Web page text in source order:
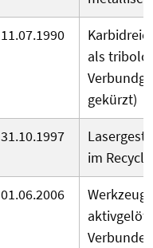
11.07.1990
als
gekürzt)
31.10.1997
im
01.06.2006
Verbunden